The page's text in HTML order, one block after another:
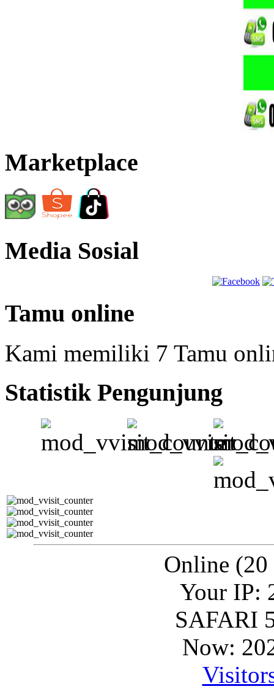
Marketplace
Media Sosial
Tamu online
Kami memiliki 7 Tamu
Statistik Pengunjung
Online (20
Your IP:
SAFARI
Now: